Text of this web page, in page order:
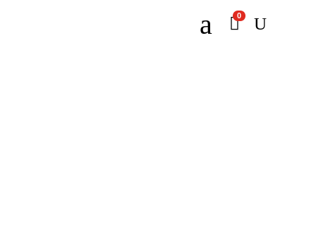
a 0 U